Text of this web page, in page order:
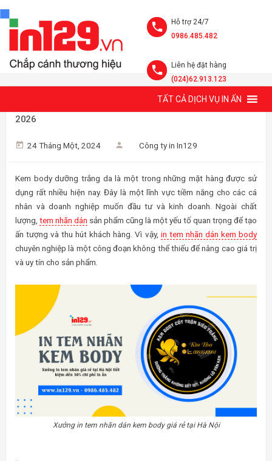
Hỗ trợ 24/7
0986.485.482
Liên hệ đặt hàng
(024)62.913.123
TẤT CẢ DỊCH VỤ IN ẤN
IN TEM NHÃN DÁN KEM BODY GIÁ RẺ, MẪU SANG TRỌNG
2026
24 Tháng Một, 2024 Công ty in In129
Kem body dưỡng trắng da là một trong những mặt hàng được sử
dụng rất nhiều hiện nay. Đây là một lĩnh vực tiềm năng cho các cá
nhân và doanh nghiệp muốn đầu tư và kinh doanh. Ngoài chất
lượng, tem nhãn dán sản phẩm cũng là một yếu tố quan trọng để tạo
ấn tượng và thu hút khách hàng. Vì vậy, in tem nhãn dán kem body
chuyên nghiệp là một công đoạn không thể thiếu để nâng cao giá trị
và uy tín cho sản phẩm.
Xưởng in tem nhãn dán kem body giá rẻ tại Hà Nội